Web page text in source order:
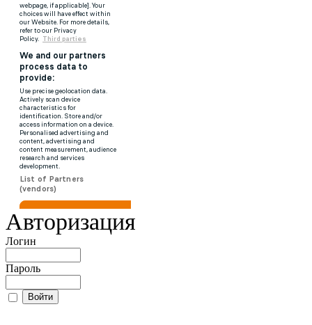
Авторизация
Логин
Пароль